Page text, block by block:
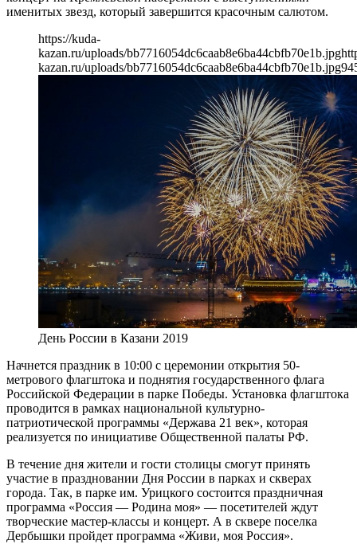
именитых звезд, который завершится красочным салютом.
https://kuda-
kazan.ru/uploads/bb7716054dc6caab8e6ba44cbfb70e1b.jpg
kazan.ru/uploads/bb7716054dc6caab8e6ba44cbfb70e1b.jpg
День России в Казани 2019
Начнется праздник в 10:00 с церемонии открытия 50-
метрового флагштока и поднятия государственного флага
Российской Федерации в парке Победы. Установка флагштока
проводится в рамках национальной культурно-
патриотической программы «Держава 21 век», которая
реализуется по инициативе Общественной палаты РФ.
В течение дня жители и гости столицы смогут принять
участие в праздновании Дня России в парках и скверах
города. Так, в парке им. Урицкого состоится праздничная
программа «Россия — Родина моя» — посетителей ждут
творческие мастер-классы и концерт. А в сквере поселка
Дербышки пройдет программа «Живи, моя Россия».